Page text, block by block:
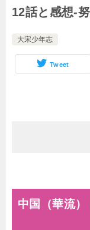
12話と感想-
大宋少年志
Tweet
中国（華流